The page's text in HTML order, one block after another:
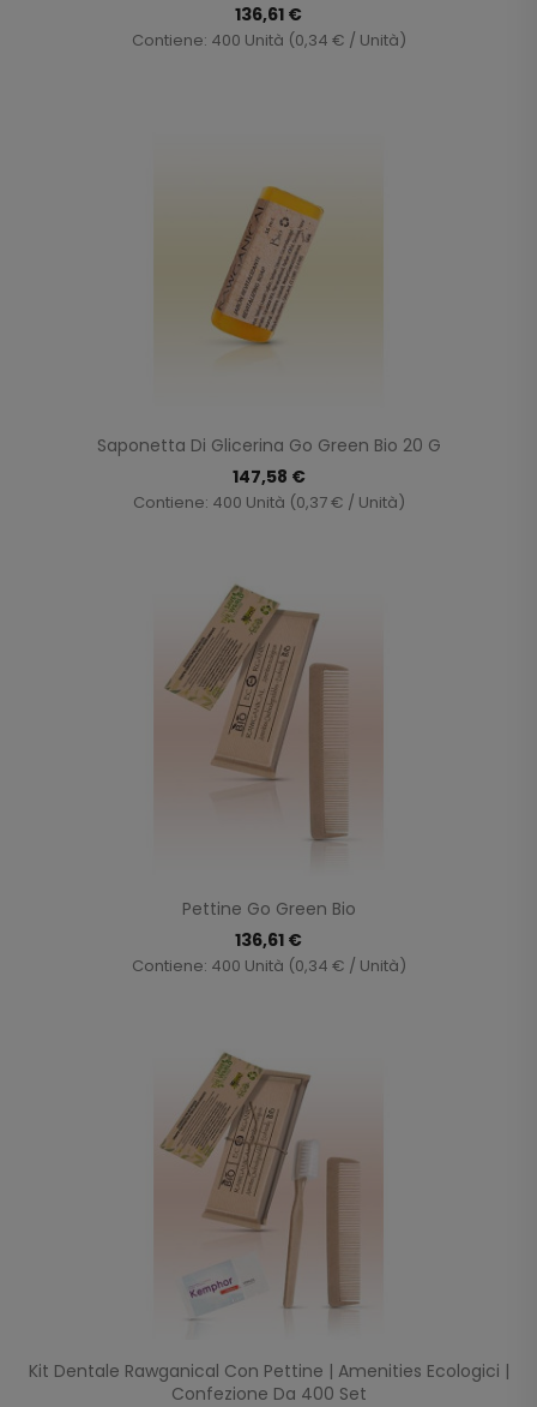
136,61 €
Contiene: 400 Unità (0,34 € / Unità)
Saponetta Di Glicerina Go Green Bio 20 G
147,58 €
Contiene: 400 Unità (0,37 € / Unità)
Pettine Go Green Bio
136,61 €
Contiene: 400 Unità (0,34 € / Unità)
Kit Dentale Rawganical Con Pettine | Amenities Ecologici |
Confezione Da 400 Set